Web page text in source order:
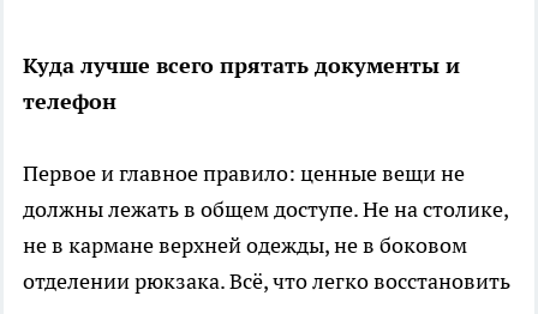
Куда лучше всего прятать документы и
телефон
Первое и главное правило: ценные вещи не
должны лежать в общем доступе. Не на столике,
не в кармане верхней одежды, не в боковом
отделении рюкзака. Всё, что легко восстановить